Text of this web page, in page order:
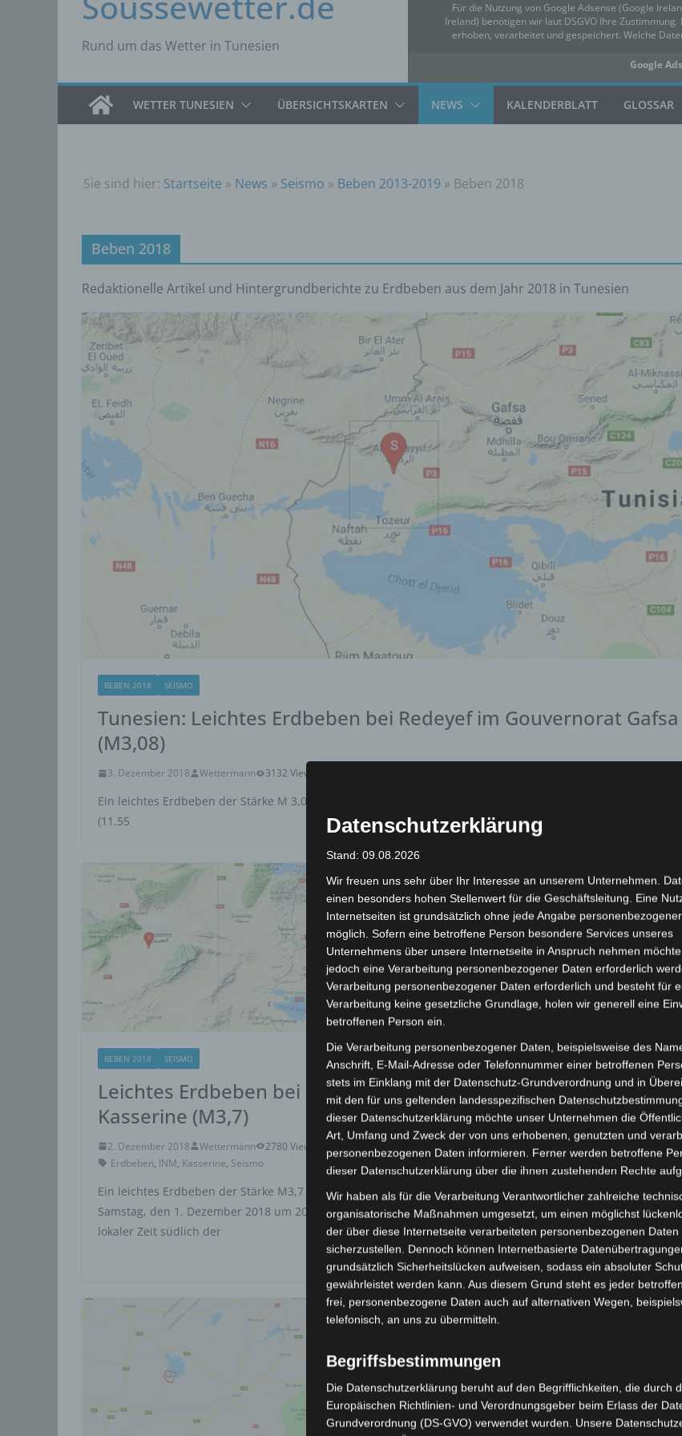
Rund um das Wetter in Tunesien
Für die Nutzung von Google Adsense (Google
Ireland) benötigen wir laut DSGVO Ihre
erhoben, verarbeitet und gespeichert. Welche
Google
✓ Erlauben
WETTER TUNESIEN ÜBERSICHTSKARTEN NEWS KALENDERBLATT GLOSSAR
Sie sind hier: Startseite » News » Seismo » Beben 2013-2019 » Beben 2018
Beben 2018
Redaktionelle Artikel und Hintergrundberichte zu Erdbeben aus dem Jahr 2018 in Tunesien
BEBEN 2018 SEISMO
Tunesien: Leichtes Erdbeben bei Redeyef im Gouvernorat Gafsa
(M3,08)
3. Dezember 2018 Wettermann 3132 Views
Ein leichtes Erdbeben der Stärke M 3,08 wurde am Montag, den 3. Dezember 2018 um 12.55 Uhr lokaler Zeit
(11.55
BEBEN 2018 SEISMO
Leichtes Erdbeben bei
Kasserine (M3,7)
2. Dezember 2018 Wettermann
2780 Views
Erdbeben, INM, Kasserine, Seismo
Ein leichtes Erdbeben der Stärke M3,7 wurde am
Samstag, den 1. Dezember 2018 um 20.51 Uhr
lokaler Zeit südlich der
BEBEN 2018 SEISMO
Leichtes Erdbeben (M2,76)
bei Souk Jedid, Gouvernorat
Sidi Bouzid
16. Oktober 2018 Wettermann
2803 Views
Ein leichtes Erdbeben der Stärke M2,76 wurde
Montag, den 15. Oktober 2018 um 20.06 Uhr
lokaler Zeit im Nordwesten
Datenschutzerklärung
Stand: 09.08.2026
Wir freuen uns sehr über Ihr Interesse an unserem Unternehmen.
einen besonders hohen Stellenwert für die Geschäftsleitung. Eine
Internetseiten ist grundsätzlich ohne jede Angabe
möglich. Sofern eine betroffene Person besondere Services unseres
Unternehmens über unsere Internetseite in Anspruch nehmen
jedoch eine Verarbeitung personenbezogener Daten erforderlich
Verarbeitung personenbezogener Daten erforderlich und besteht für
Verarbeitung keine gesetzliche Grundlage, holen wir generell eine
betroffenen Person ein.
Die Verarbeitung personenbezogener Daten, beispielsweise des
Anschrift, E-Mail-Adresse oder Telefonnummer einer betroffenen
stets im Einklang mit der Datenschutz-Grundverordnung und in
mit den für uns geltenden landesspezifischen
dieser Datenschutzerklärung möchte unser Unternehmen die
Art, Umfang und Zweck der von uns erhobenen, genutzten und
personenbezogenen Daten informieren. Ferner werden betroffene
dieser Datenschutzerklärung über die ihnen zustehenden Rechte
Wir haben als für die Verarbeitung Verantwortlicher zahlreiche
organisatorische Maßnahmen umgesetzt, um einen möglichst
der über diese Internetseite verarbeiteten personenbezogenen Daten
sicherzustellen. Dennoch können Internetbasierte
grundsätzlich Sicherheitslücken aufweisen, sodass ein absoluter
gewährleistet werden kann. Aus diesem Grund steht es jeder
frei, personenbezogene Daten auch auf alternativen Wegen,
telefonisch, an uns zu übermitteln.
Begriffsbestimmungen
Die Datenschutzerklärung beruht auf den Begrifflichkeiten, die durch
Europäischen Richtlinien- und Verordnungsgeber beim Erlass der
Grundverordnung (DS-GVO) verwendet wurden. Unsere